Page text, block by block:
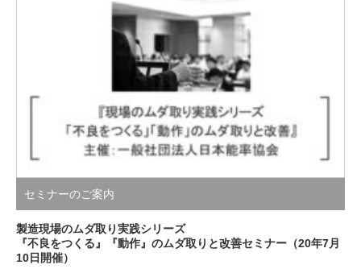
セミナーのご案内
製造現場のムダ取り実践シリーズ
『不良をつくる』『動作』のムダ取りと改善セミナー（20年7月
10日開催）